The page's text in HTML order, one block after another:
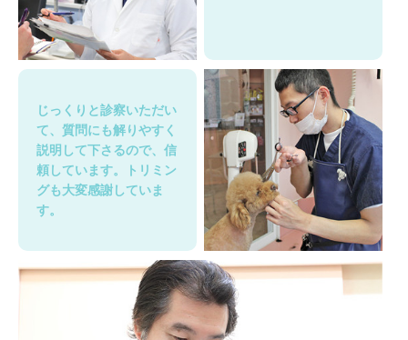
じっくりと診察いただい
て、質問にも解りやすく
説明して下さるので、信
頼しています。トリミン
グも大変感謝していま
す。